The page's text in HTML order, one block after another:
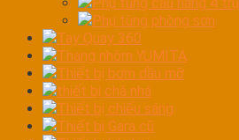
Phụ tùng phòng sơn
Tay Quay 360
Thang nhôm YUMITA
Thiết bị bơm dầu mỡ
thiết bị chà nhá
Thiết bị chiếu sáng
Thiết bị Gara cũ